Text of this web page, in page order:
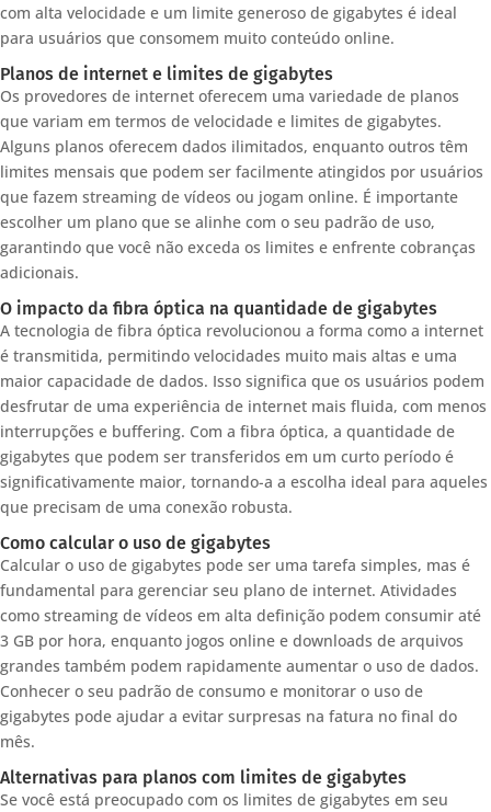
com alta velocidade e um limite generoso de gigabytes é ideal
para usuários que consomem muito conteúdo online.
Planos de internet e limites de gigabytes
Os provedores de internet oferecem uma variedade de planos
que variam em termos de velocidade e limites de gigabytes.
Alguns planos oferecem dados ilimitados, enquanto outros têm
limites mensais que podem ser facilmente atingidos por usuários
que fazem streaming de vídeos ou jogam online. É importante
escolher um plano que se alinhe com o seu padrão de uso,
garantindo que você não exceda os limites e enfrente cobranças
adicionais.
O impacto da fibra óptica na quantidade de gigabytes
A tecnologia de fibra óptica revolucionou a forma como a internet
é transmitida, permitindo velocidades muito mais altas e uma
maior capacidade de dados. Isso significa que os usuários podem
desfrutar de uma experiência de internet mais fluida, com menos
interrupções e buffering. Com a fibra óptica, a quantidade de
gigabytes que podem ser transferidos em um curto período é
significativamente maior, tornando-a a escolha ideal para aqueles
que precisam de uma conexão robusta.
Como calcular o uso de gigabytes
Calcular o uso de gigabytes pode ser uma tarefa simples, mas é
fundamental para gerenciar seu plano de internet. Atividades
como streaming de vídeos em alta definição podem consumir até
3 GB por hora, enquanto jogos online e downloads de arquivos
grandes também podem rapidamente aumentar o uso de dados.
Conhecer o seu padrão de consumo e monitorar o uso de
gigabytes pode ajudar a evitar surpresas na fatura no final do
mês.
Alternativas para planos com limites de gigabytes
Se você está preocupado com os limites de gigabytes em seu